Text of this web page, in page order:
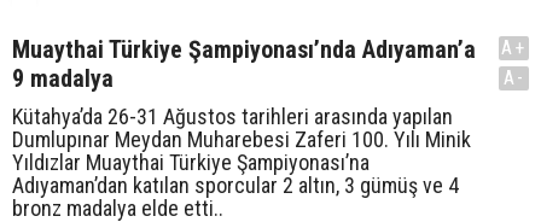
Muaythai Türkiye Şampiyonası’nda Adıyaman’a
9 madalya
Kütahya’da 26-31 Ağustos tarihleri arasında yapılan
Dumlupınar Meydan Muharebesi Zaferi 100. Yılı Minik
Yıldızlar Muaythai Türkiye Şampiyonası’na
Adıyaman’dan katılan sporcular 2 altın, 3 gümüş ve 4
bronz madalya elde etti..
A+
A-